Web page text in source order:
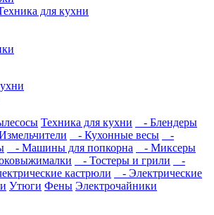
для кухни
Техника для кухни
- Блендеры
- Кухонные весы
-
- Машины для попкорна
- Миксеры
- Тостеры и грили
-
кастрюли
- Электрические
Утюги Фены Электрочайники